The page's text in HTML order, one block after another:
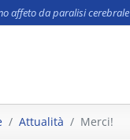
affeto da paralisi cerebrale
Attualità Merci!